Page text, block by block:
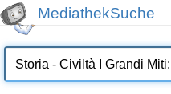
MediathekSuche